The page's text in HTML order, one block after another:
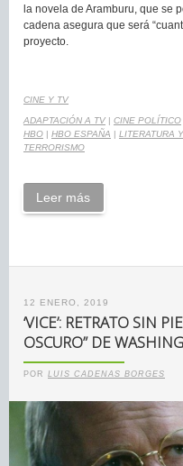
la novela de Aramburu, que se
cadena asegura que será
proyecto.
CINE Y TV
ADAPTACIÓN A TV | CINE POLÍTICO
HBO | HBO ESPAÑA | LITERATURA
TERRORISMO
Leer más
12 ENERO, 2019
‘VICE’: RETRATO SIN
OSCURO” DE
POR LUIS CADENAS BORGES